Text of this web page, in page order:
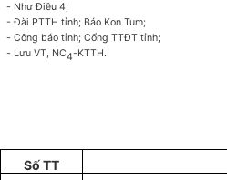
- NhưĐiều 4;
- Đài PTTH tỉnh; Báo Kon Tum;
-Công báo tỉnh; Cổng TTĐT tỉnh;
- Lưu VT, NC4-KTTH.
Số TT